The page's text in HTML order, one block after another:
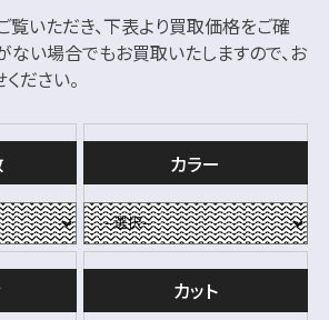
いただき、下表より買取価格をご確
ない場合でもお買取いたしますので、お
ださい。
カラー
カット